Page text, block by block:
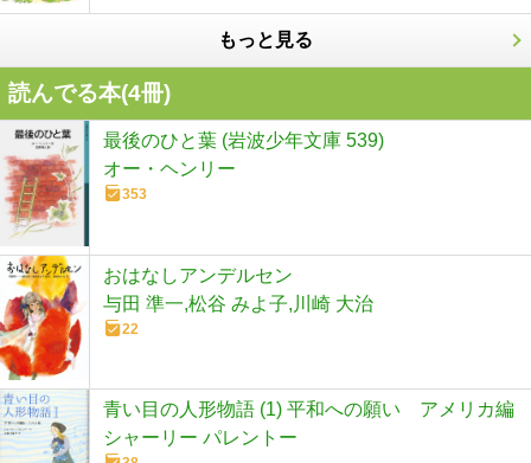
もっと見る
読んでる本(4冊)
最後のひと葉 (岩波少年文庫 539)
オー・ヘンリー
353
おはなしアンデルセン
与田 準一,松谷 みよ子,川崎 大治
22
青い目の人形物語 (1) 平和への願い アメリカ編
シャーリー パレントー